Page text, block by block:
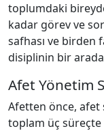
toplumdaki
kadar görev ve
safhası ve birden
disiplinin bir arada
Afet Yönetim
Afetten önce, afet
toplam üç süreçte